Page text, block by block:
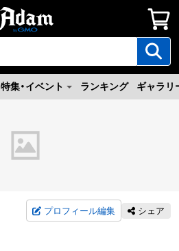
特集・イベント ランキング ギャラリ
プロフィール編集 シェア